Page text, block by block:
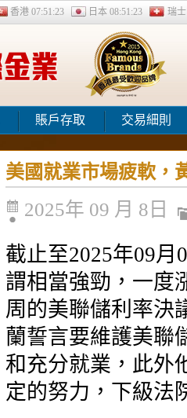
香港 07:51:24 日本 08:51:24 瑞
賬戶存取 交易細則
美國就業市場疲軟，
2025年 09 月 8日
截止至2025年09
謂相當強勁，一度
周的美聯儲利率決
蘭誓言要維護美聯
和充分就業，此外
定的努力，下級法